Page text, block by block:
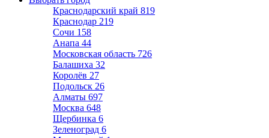
Краснодарский край 819
Краснодар 219
Сочи 158
Анапа 44
Московская область 726
Балашиха 32
Королёв 27
Подольск 26
Алматы 697
Москва 648
Щербинка 6
Зеленоград 6